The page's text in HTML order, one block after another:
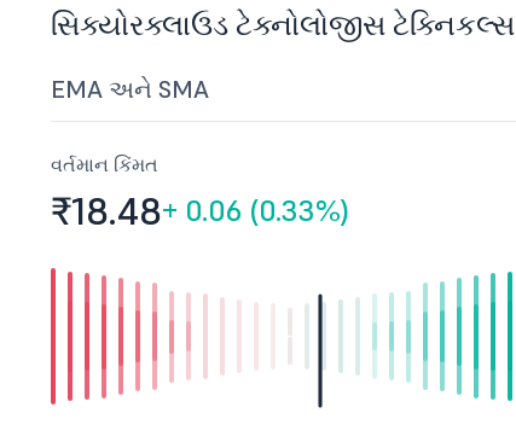
સિક્યોરક્લાઉડ ટેક્નોલોજીસ ટેક્નિકલ્સ
EMA અને SMA
વર્તમાન કિંમત
₹18.48+ 0.06 (0.33%)